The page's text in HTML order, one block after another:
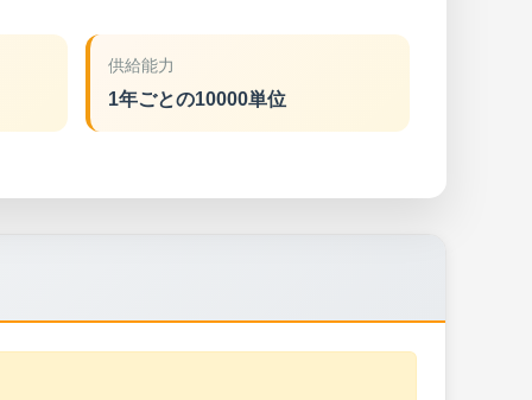
供給能力
1年ごとの10000単位